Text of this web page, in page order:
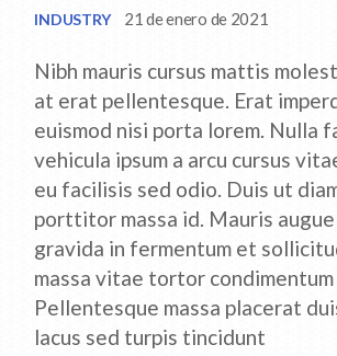
INDUSTRY 21 de enero de 2021
Nibh mauris cursus mattis
at erat pellentesque. Erat
euismod nisi porta lorem. Nulla
vehicula ipsum a arcu cursus
eu facilisis sed odio. Duis ut
porttitor massa id. Mauris
gravida in fermentum et
massa vitae tortor condimentum
Pellentesque massa placerat
lacus sed turpis tincidunt